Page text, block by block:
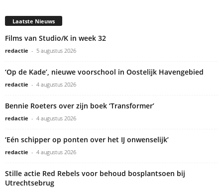
Laatste Nieuws
Films van Studio/K in week 32
redactie - 5 augustus 2026
‘Op de Kade’, nieuwe voorschool in Oostelijk Havengebied
redactie - 4 augustus 2026
Bennie Roeters over zijn boek ‘Transformer’
redactie - 4 augustus 2026
‘Eén schipper op ponten over het IJ onwenselijk’
redactie - 4 augustus 2026
Stille actie Red Rebels voor behoud bosplantsoen bij
Utrechtsebrug